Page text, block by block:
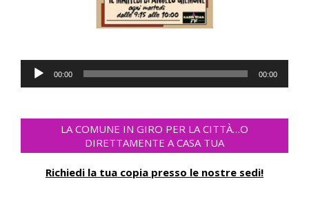
Audio
Player
00:00 00:00
LA COMUNE IN GIRO PER LA CITTÀ…O
DIRETTAMENTE A CASA TUA
Richiedi la tua copia presso le nostre sedi!